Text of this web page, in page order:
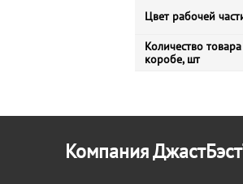
Цвет рабочей
Количество
коробе, шт
Компания